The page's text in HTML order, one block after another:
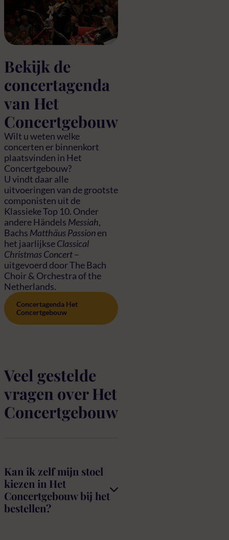
Bekijk de
concertagenda
van Het
Concertgebouw
Wilt u weten welke
concerten er binnenkort
plaatsvinden in Het
Concertgebouw?
U vindt daar alle
uitvoeringen van de grootste
componisten uit de
Klassieke Top 10. Onder
andere Händels Messiah,
Bachs Matthäus Passionen
het jaarlijkseClassical
Christmas Concert–
uitgevoerd door The Bach
Choir & Orchestra of the
Netherlands.
Concertagenda Het
Concertgebouw
Veel gestelde
vragen over Het
Concertgebouw
Kan ik zelf mijn stoel
kiezen in Het
Concertgebouw bij het
bestellen?